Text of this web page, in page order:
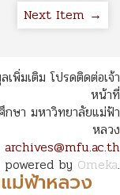
Next Item →
พิ่มเติม โปรดติดต่อเจ้า
หน้าที่
ษา มหาวิทยาลัยแม่ฟ้า
หลวง
archives@mfu.ac.th
by Omeka.